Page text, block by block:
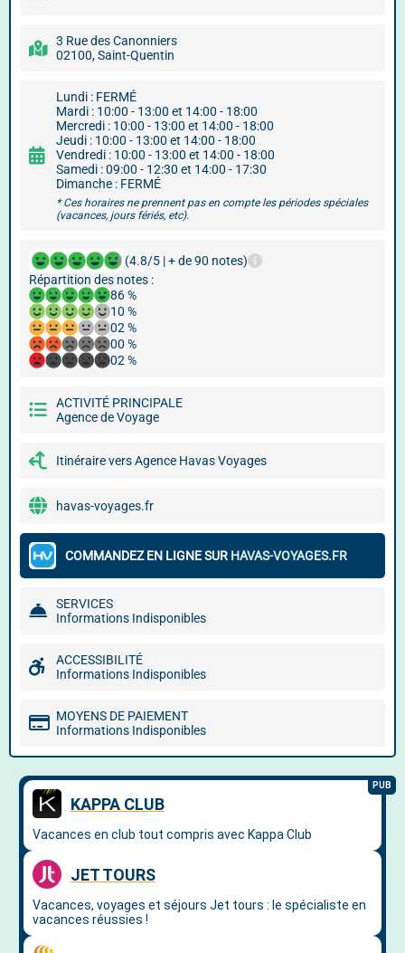
3 Rue des Canonniers
02100, Saint-Quentin
Lundi : FERMÉ
Mardi : 10:00 - 13:00 et 14:00 - 18:00
Mercredi : 10:00 - 13:00 et 14:00 - 18:00
Jeudi : 10:00 - 13:00 et 14:00 - 18:00
Vendredi : 10:00 - 13:00 et 14:00 - 18:00
Samedi : 09:00 - 12:30 et 14:00 - 17:30
Dimanche : FERMÉ
* Ces horaires ne prennent pas en compte les périodes spéciales
(vacances, jours fériés, etc).
(4.8/5 | + de 90 notes)
Répartition des notes :
86 %
10 %
02 %
00 %
02 %
ACTIVITÉ PRINCIPALE
Agence de Voyage
Itinéraire vers Agence Havas Voyages
havas-voyages.fr
COMMANDEZ EN LIGNE SUR HAVAS-VOYAGES.FR
SERVICES
Informations Indisponibles
ACCESSIBILITÉ
Informations Indisponibles
MOYENS DE PAIEMENT
Informations Indisponibles